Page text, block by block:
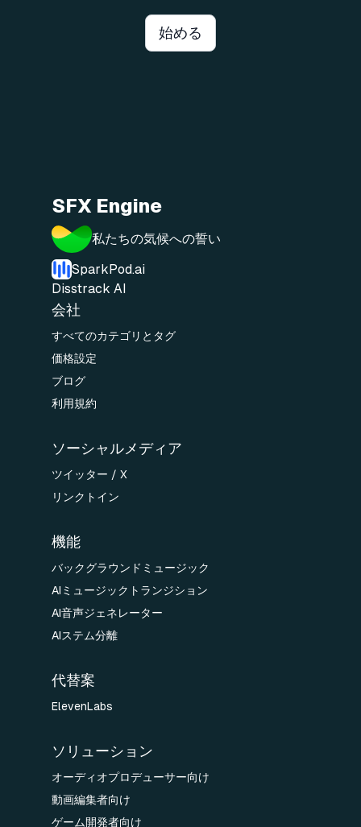
始める
SFX Engine
私たちの気候への誓い
SparkPod.ai
Disstrack AI
会社
すべてのカテゴリとタグ
価格設定
ブログ
利用規約
ソーシャルメディア
ツイッター / X
リンクトイン
機能
バックグラウンドミュージック
AIミュージックトランジション
AI音声ジェネレーター
AIステム分離
代替案
ElevenLabs
ソリューション
オーディオプロデューサー向け
動画編集者向け
ゲーム開発者向け